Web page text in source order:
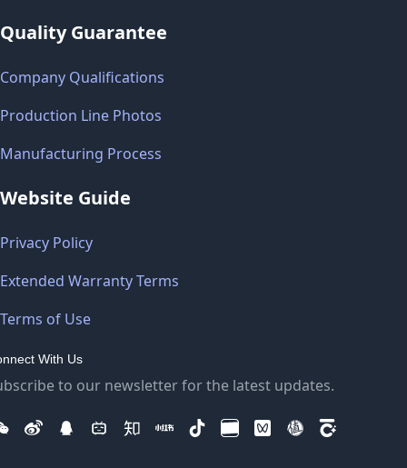
Quality Guarantee
Company Qualifications
Production Line Photos
Manufacturing Process
Website Guide
Privacy Policy
Extended Warranty Terms
Terms of Use
With Us
to our newsletter for the latest updates.